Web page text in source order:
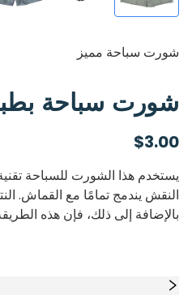
شورت سباحة مميز
شورت سباحة
$3.00
يستخدم هذا الشورت للسباحة
النقش يندمج تمامًا مع القماش.
بالإضافة إلى ذلك، فإن هذه